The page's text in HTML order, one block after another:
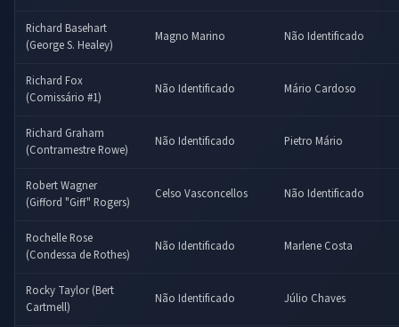
Richard Basehart
(George S. Healey)
Magno Marino Não Identificado
Richard Fox
(Comissário #1)
Não Identificado Mário Cardoso
Richard Graham
(Contramestre Rowe)
Não Identificado Pietro Mário
Robert Wagner
(Gifford "Giff" Rogers)
Celso Vasconcellos Não Identificado
Rochelle Rose
(Condessa de Rothes)
Não Identificado Marlene Costa
Rocky Taylor (Bert
Cartmell)
Não Identificado Júlio Chaves